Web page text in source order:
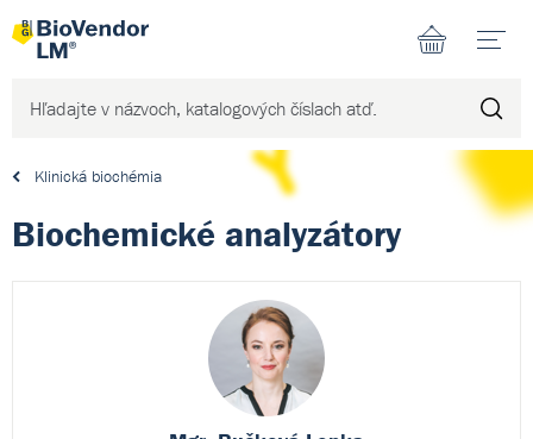
Klinická biochémia
Biochemické analyzátory